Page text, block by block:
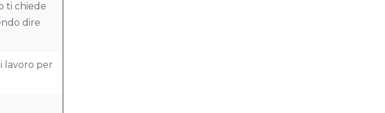
ti chiede
dire
lavoro per